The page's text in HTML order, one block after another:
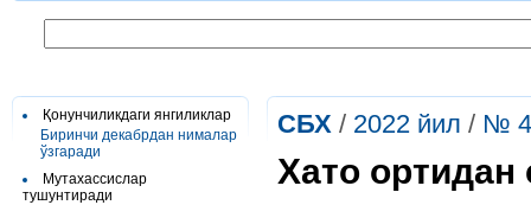
Қонунчиликдаги янгиликлар
Биринчи декабрдан нималар
ўзгаради
Мутахассислар
тушунтиради
СБХ / 2022 йил / №
Хато ортидан